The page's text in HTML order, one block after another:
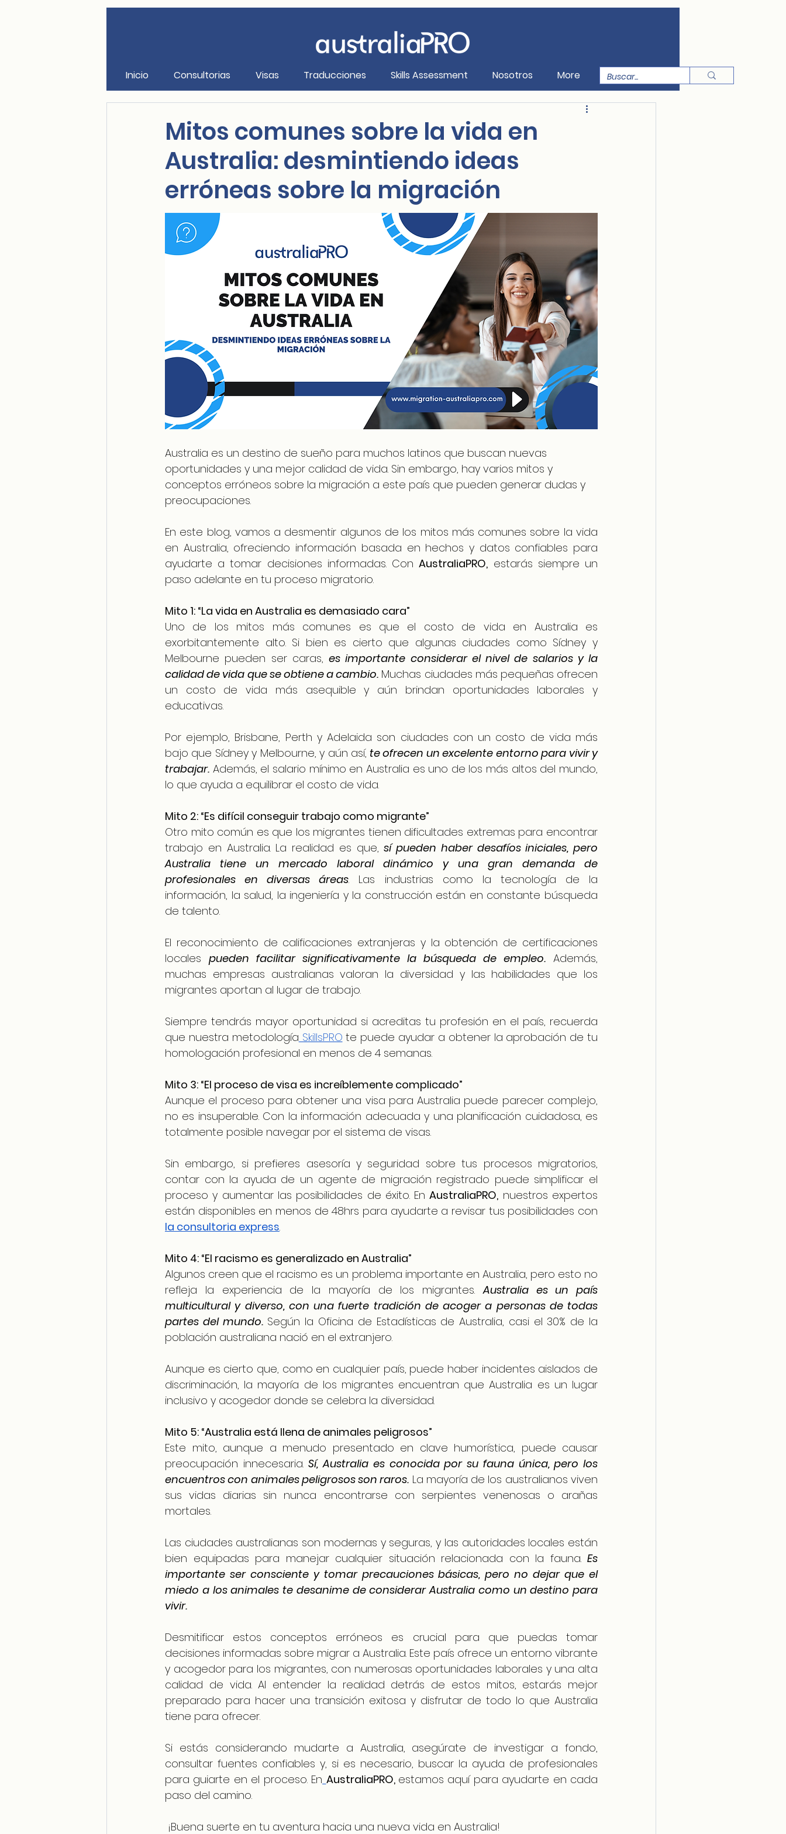
Inicio Consultorias Visas Traducciones Skills Assessment Nosotros More
Mitos comunes sobre la vida en
Australia: desmintiendo ideas
erróneas sobre la migración
Australia es un destino de sueño para muchos latinos que buscan nuevas
oportunidades y una mejor calidad de vida. Sin embargo, hay varios mitos y
conceptos erróneos sobre la migración a este país que pueden generar dudas y
preocupaciones.
En este blog, vamos a desmentir algunos de los mitos más comunes sobre la vida
en Australia, ofreciendo información basada en hechos y datos confiables para
ayudarte a tomar decisiones informadas. Con AustraliaPRO, estarás siempre un
paso adelante en tu proceso migratorio.
Mito 1: “La vida en Australia es demasiado cara”
Uno de los mitos más comunes es que el costo de vida en Australia es
exorbitantemente alto. Si bien es cierto que algunas ciudades como Sídney y
Melbourne pueden ser caras, es importante considerar el nivel de salarios y la
calidad de vida que se obtiene a cambio. Muchas ciudades más pequeñas ofrecen
un costo de vida más asequible y aún brindan oportunidades laborales y
educativas.
Por ejemplo, Brisbane, Perth y Adelaida son ciudades con un costo de vida más
bajo que Sídney y Melbourne, y aún así, te ofrecen un excelente entorno para vivir y
trabajar. Además, el salario mínimo en Australia es uno de los más altos del mundo,
lo que ayuda a equilibrar el costo de vida.
Mito 2: “Es difícil conseguir trabajo como migrante”
Otro mito común es que los migrantes tienen dificultades extremas para encontrar
trabajo en Australia. La realidad es que, sí pueden haber desafíos iniciales, pero
Australia tiene un mercado laboral dinámico y una gran demanda de
profesionales en diversas áreas. Las industrias como la tecnología de la
información, la salud, la ingeniería y la construcción están en constante búsqueda
de talento.
El reconocimiento de calificaciones extranjeras y la obtención de certificaciones
locales pueden facilitar significativamente la búsqueda de empleo. Además,
muchas empresas australianas valoran la diversidad y las habilidades que los
migrantes aportan al lugar de trabajo.
Siempre tendrás mayor oportunidad si acreditas tu profesión en el país, recuerda
que nuestra metodología SkillsPRO te puede ayudar a obtener la aprobación de tu
homologación profesional en menos de 4 semanas.
Mito 3: “El proceso de visa es increíblemente complicado”
Aunque el proceso para obtener una visa para Australia puede parecer complejo,
no es insuperable. Con la información adecuada y una planificación cuidadosa, es
totalmente posible navegar por el sistema de visas.
Sin embargo, si prefieres asesoría y seguridad sobre tus procesos migratorios,
contar con la ayuda de un agente de migración registrado puede simplificar el
proceso y aumentar las posibilidades de éxito. En AustraliaPRO, nuestros expertos
la consultoria express.
Mito 4: “El racismo es generalizado en Australia”
Algunos creen que el racismo es un problema importante en Australia, pero esto no
refleja la experiencia de la mayoría de los migrantes. Australia es un país
multicultural y diverso, con una fuerte tradición de acoger a personas de todas
partes del mundo. Según la Oficina de Estadísticas de Australia, casi el 30% de la
población australiana nació en el extranjero.
Aunque es cierto que, como en cualquier país, puede haber incidentes aislados de
discriminación, la mayoría de los migrantes encuentran que Australia es un lugar
inclusivo y acogedor donde se celebra la diversidad.
Mito 5: “Australia está llena de animales peligrosos”
Este mito, aunque a menudo presentado en clave humorística, puede causar
preocupación innecesaria. Sí, Australia es conocida por su fauna única, pero los
encuentros con animales peligrosos son raros. La mayoría de los australianos viven
sus vidas diarias sin nunca encontrarse con serpientes venenosas o arañas
mortales.
Las ciudades australianas son modernas y seguras, y las autoridades locales están
bien equipadas para manejar cualquier situación relacionada con la fauna. Es
importante ser consciente y tomar precauciones básicas, pero no dejar que el
miedo a los animales te desanime de considerar Australia como un destino para
vivir.
Desmitificar estos conceptos erróneos es crucial para que puedas tomar
decisiones informadas sobre migrar a Australia. Este país ofrece un entorno vibrante
y acogedor para los migrantes, con numerosas oportunidades laborales y una alta
calidad de vida. Al entender la realidad detrás de estos mitos, estarás mejor
preparado para hacer una transición exitosa y disfrutar de todo lo que Australia
tiene para ofrecer.
Si estás considerando mudarte a Australia, asegúrate de investigar a fondo,
consultar fuentes confiables y, si es necesario, buscar la ayuda de profesionales
para guiarte en el proceso. En AustraliaPRO, estamos aquí para ayudarte en cada
paso del camino.
¡Buena suerte en tu aventura hacia una nueva vida en Australia!